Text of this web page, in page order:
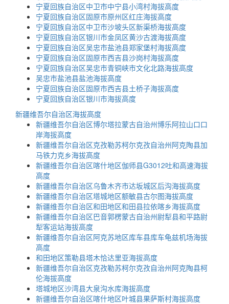
宁夏回族自治区中卫市中宁县小湾村海拔高度
宁夏回族自治区固原市原州区红庄海拔高度
宁夏回族自治区中卫市沙坡头区新渠桥海拔高度
宁夏回族自治区银川市金凤区黄沙古渡海拔高度
宁夏回族自治区吴忠市盐池县郑家堡村海拔高度
宁夏回族自治区固原市西吉县沙岗村海拔高度
宁夏回族自治区吴忠市青铜峡市文化北路海拔高度
吴忠市盐池县盐池海拔高度
宁夏回族自治区固原市西吉县土桥子海拔高度
宁夏回族自治区银川市海拔高度
新疆维吾尔自治区海拔高度
新疆维吾尔自治区博尔塔拉蒙古自治州博乐阿拉山口口
岸海拔高度
新疆维吾尔自治区克孜勒苏柯尔克孜自治州阿克陶县加
马铁力克乡海拔高度
新疆维吾尔自治区喀什地区伽师县G3012吐和高速海拔
高度
新疆维吾尔自治区乌鲁木齐市达坂城区后沟海拔高度
新疆维吾尔自治区塔城地区额敏县古尔图海拔高度
新疆维吾尔自治区和田地区和田县拉依喀乡海拔高度
新疆维吾尔自治区巴音郭楞蒙古自治州尉犁县和平路尉
犁客运站海拔高度
新疆维吾尔自治区阿克苏地区库车县库车龟兹机场海拔
高度
和田地区策勒县塔木恰达里亚海拔高度
新疆维吾尔自治区克孜勒苏柯尔克孜自治州阿克陶县柯
伦海拔高度
塔城地区沙湾县大泉沟水库海拔高度
新疆维吾尔自治区喀什地区叶城县果萨斯村海拔高度